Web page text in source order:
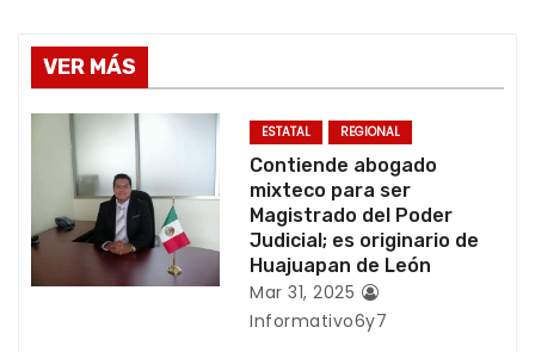
g
a
i
ó
VER MÁS
ESTATAL REGIONAL
Contiende abogado
mixteco para ser
Magistrado del Poder
Judicial; es originario de
Huajuapan de León
Mar 31, 2025
Informativo6y7